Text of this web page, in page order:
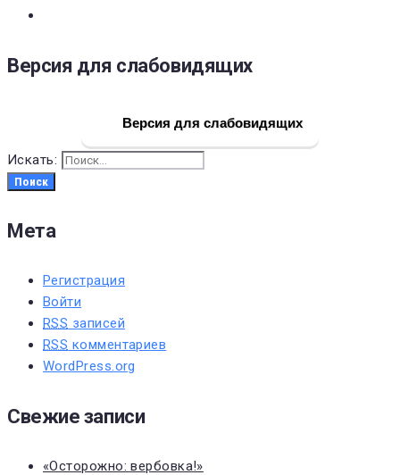
Версия для слабовидящих
Версия для слабовидящих
Искать:
Поиск
Мета
Регистрация
Войти
RSS записей
RSS комментариев
WordPress.org
Свежие записи
«Осторожно: вербовка!»